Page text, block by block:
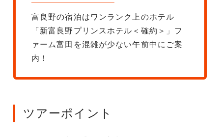
富良野の宿泊はワンランク上のホテル
「新富良野プリンスホテル＜確約＞」フ
ァーム富田を混雑が少ない午前中にご案
内！
ツアーポイント